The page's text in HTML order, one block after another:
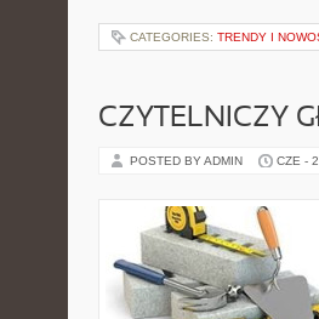
CATEGORIES: TRENDY I
CZYTELNICZY
POSTED BY ADMIN CZE -